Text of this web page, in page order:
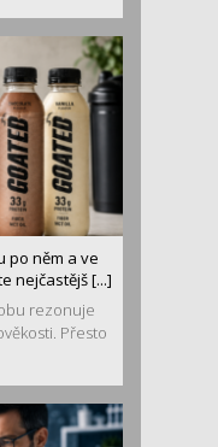
po něm a ve
nejčastějš [...]
rezonuje
Přesto